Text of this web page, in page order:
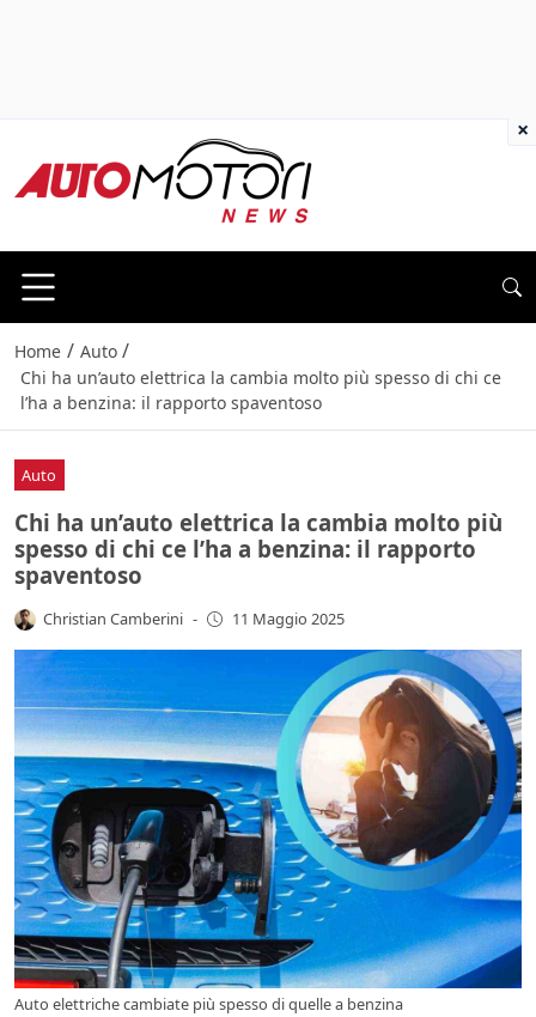
Home / Auto /
Chi ha un’auto elettrica la cambia molto più spesso di chi ce
l’ha a benzina: il rapporto spaventoso
Auto
Chi ha un’auto elettrica la cambia molto più
spesso di chi ce l’ha a benzina: il rapporto
spaventoso
Christian Camberini - 11 Maggio 2025
Auto elettriche cambiate più spesso di quelle a benzina
×